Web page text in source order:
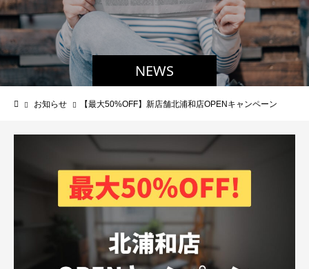
NEWS
お知らせ 【最大50%OFF】新店舗北浦和店OPENキャンペーン